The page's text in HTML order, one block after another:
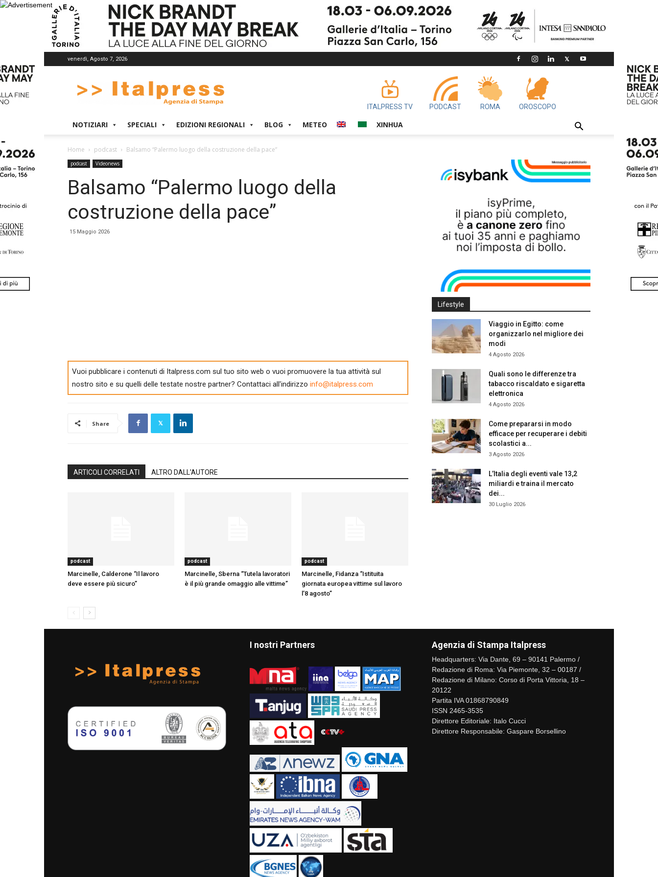
venerdì, Agosto 7, 2026
ITALPRESS TV PODCAST ROMA OROSCOPO
NOTIZIARI SPECIALI EDIZIONI REGIONALI BLOG METEO XINHUA
Home podcast Balsamo “Palermo luogo della costruzione della pace”
podcast Videonews
Balsamo “Palermo luogo della
costruzione della pace”
15 Maggio 2026
Vuoi pubblicare i contenuti di Italpress.com sul tuo sito web o vuoi promuovere la tua attività sul
nostro sito e su quelli delle testate nostre partner? Contattaci all'indirizzo info@italpress.com
Share
ARTICOLI CORRELATI ALTRO DALL'AUTORE
podcast
Marcinelle, Calderone “Il lavoro
deve essere più sicuro”
podcast
Marcinelle, Sberna “Tutela lavoratori
è il più grande omaggio alle vittime”
podcast
Marcinelle, Fidanza “Istituita
giornata europea vittime sul lavoro
l’8 agosto”
Lifestyle
Viaggio in Egitto: come
organizzarlo nel migliore dei
modi
4 Agosto 2026
Quali sono le differenze tra
tabacco riscaldato e sigaretta
elettronica
4 Agosto 2026
Come prepararsi in modo
efficace per recuperare i debiti
scolastici a...
3 Agosto 2026
L’Italia degli eventi vale 13,2
miliardi e traina il mercato
dei...
30 Luglio 2026
I nostri Partners Agenzia di Stampa Italpress
Headquarters: Via Dante, 69 – 90141 Palermo /
Redazione di Roma: Via Piemonte, 32 – 00187 /
Redazione di Milano: Corso di Porta Vittoria, 18 –
20122
Partita IVA 01868790849
ISSN 2465-3535
Direttore Editoriale: Italo Cucci
Direttore Responsabile: Gaspare Borsellino